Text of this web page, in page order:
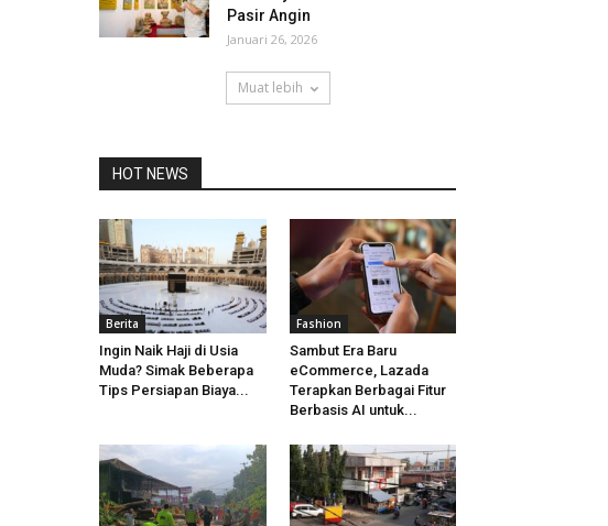
Pasir Angin
Januari 26, 2026
Muat lebih
HOT NEWS
Berita
Ingin Naik Haji di Usia
Muda? Simak Beberapa
Tips Persiapan Biaya...
Fashion
Sambut Era Baru
eCommerce, Lazada
Terapkan Berbagai Fitur
Berbasis AI untuk...